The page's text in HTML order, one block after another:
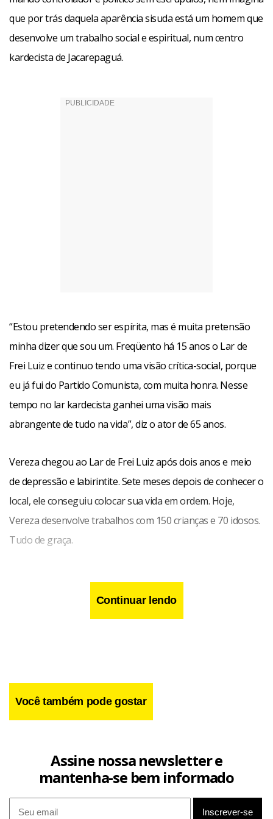
vilão que grita. Eu não falo berrando, sou sempre
tranqüilo. A maldade não está no tom da voz, mas no
próprio ato. Ademar pode explodir este extintor aqui do
Mas seu vilão vai sofrer um golpe do destino. Sua mulher,
Carmem (Paloma Duarte), vai acabar se envolvendo com o
personagem do seriado Eu Amo Rita.
“Reprimida, ela começa a projetar o amor virtual no galã da
ator da série e a proíbe até de falar no nome do Paulo
Roberto (Eduardo Galvão) dentro de casa”, diz.
Facebook
WhatsApp
LinkedIn
Twitter
X Telegram
Share
que por trás daquela aparência sisuda está um homem que
desenvolve um trabalho social e espiritual, num centro
kardecista de Jacarepaguá.
“Estou pretendendo ser espírita, mas é muita pretensão
minha dizer que sou um. Freqüento há 15 anos o Lar de
Frei Luiz e continuo tendo uma visão crítica-social, porque
eu já fui do Partido Comunista, com muita honra. Nesse
tempo no lar kardecista ganhei uma visão mais
abrangente de tudo na vida”, diz o ator de 65 anos.
Vereza chegou ao Lar de Frei Luiz após dois anos e meio
de depressão e labirintite. Sete meses depois de conhecer o
local, ele conseguiu colocar sua vida em ordem. Hoje,
Vereza desenvolve trabalhos com 150 crianças e 70 idosos.
Tudo de graça.
“Vivemos de doações. Mas lá não tem aquela coisa de ou
Continuar lendo
Você também pode gostar
Assine nossa newsletter e
mantenha-se bem informado